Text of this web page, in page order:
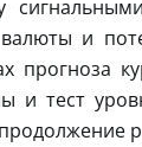
и
прогноза
и тест